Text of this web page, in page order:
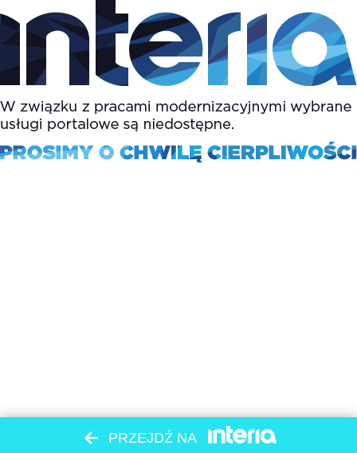
PRZEJDŹ NA